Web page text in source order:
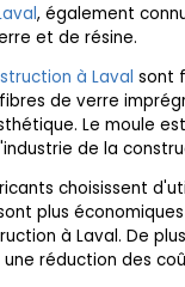
, également
et de résine.
à Laval sont
de verre
Le moule
de la
choisissent
plus
à Laval. De
réduction des